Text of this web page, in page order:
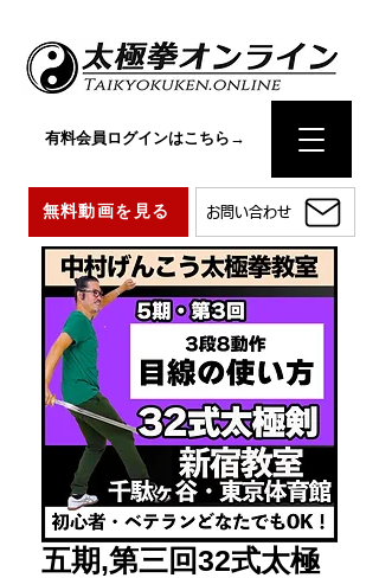
お問い合わせ
無料動画を見る
有料会員ログインはこちら→
五期,第三回32式太極